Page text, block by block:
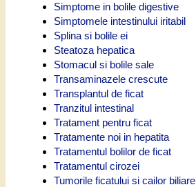
Simptome in bolile digestive
Simptomele intestinului iritabil
Splina si bolile ei
Steatoza hepatica
Stomacul si bolile sale
Transaminazele crescute
Transplantul de ficat
Tranzitul intestinal
Tratament pentru ficat
Tratamente noi in hepatita
Tratamentul bolilor de ficat
Tratamentul cirozei
Tumorile ficatului si cailor biliare